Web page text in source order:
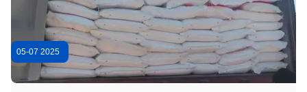
나트륨 메타실리케이트 펜타히드레이트 산업용 용품 용품 불화성 및 고분자 중량 212.14g/mol
05-07 2025